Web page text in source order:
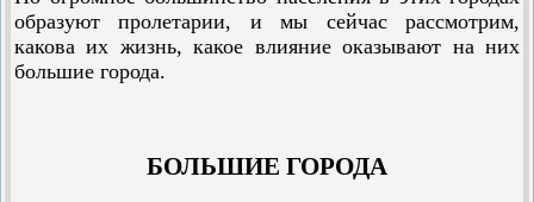
образуют пролетарии, и мы сейчас рассмотрим,
какова их жизнь, какое влияние оказывают на них
большие города.
БОЛЬШИЕ ГОРОДА